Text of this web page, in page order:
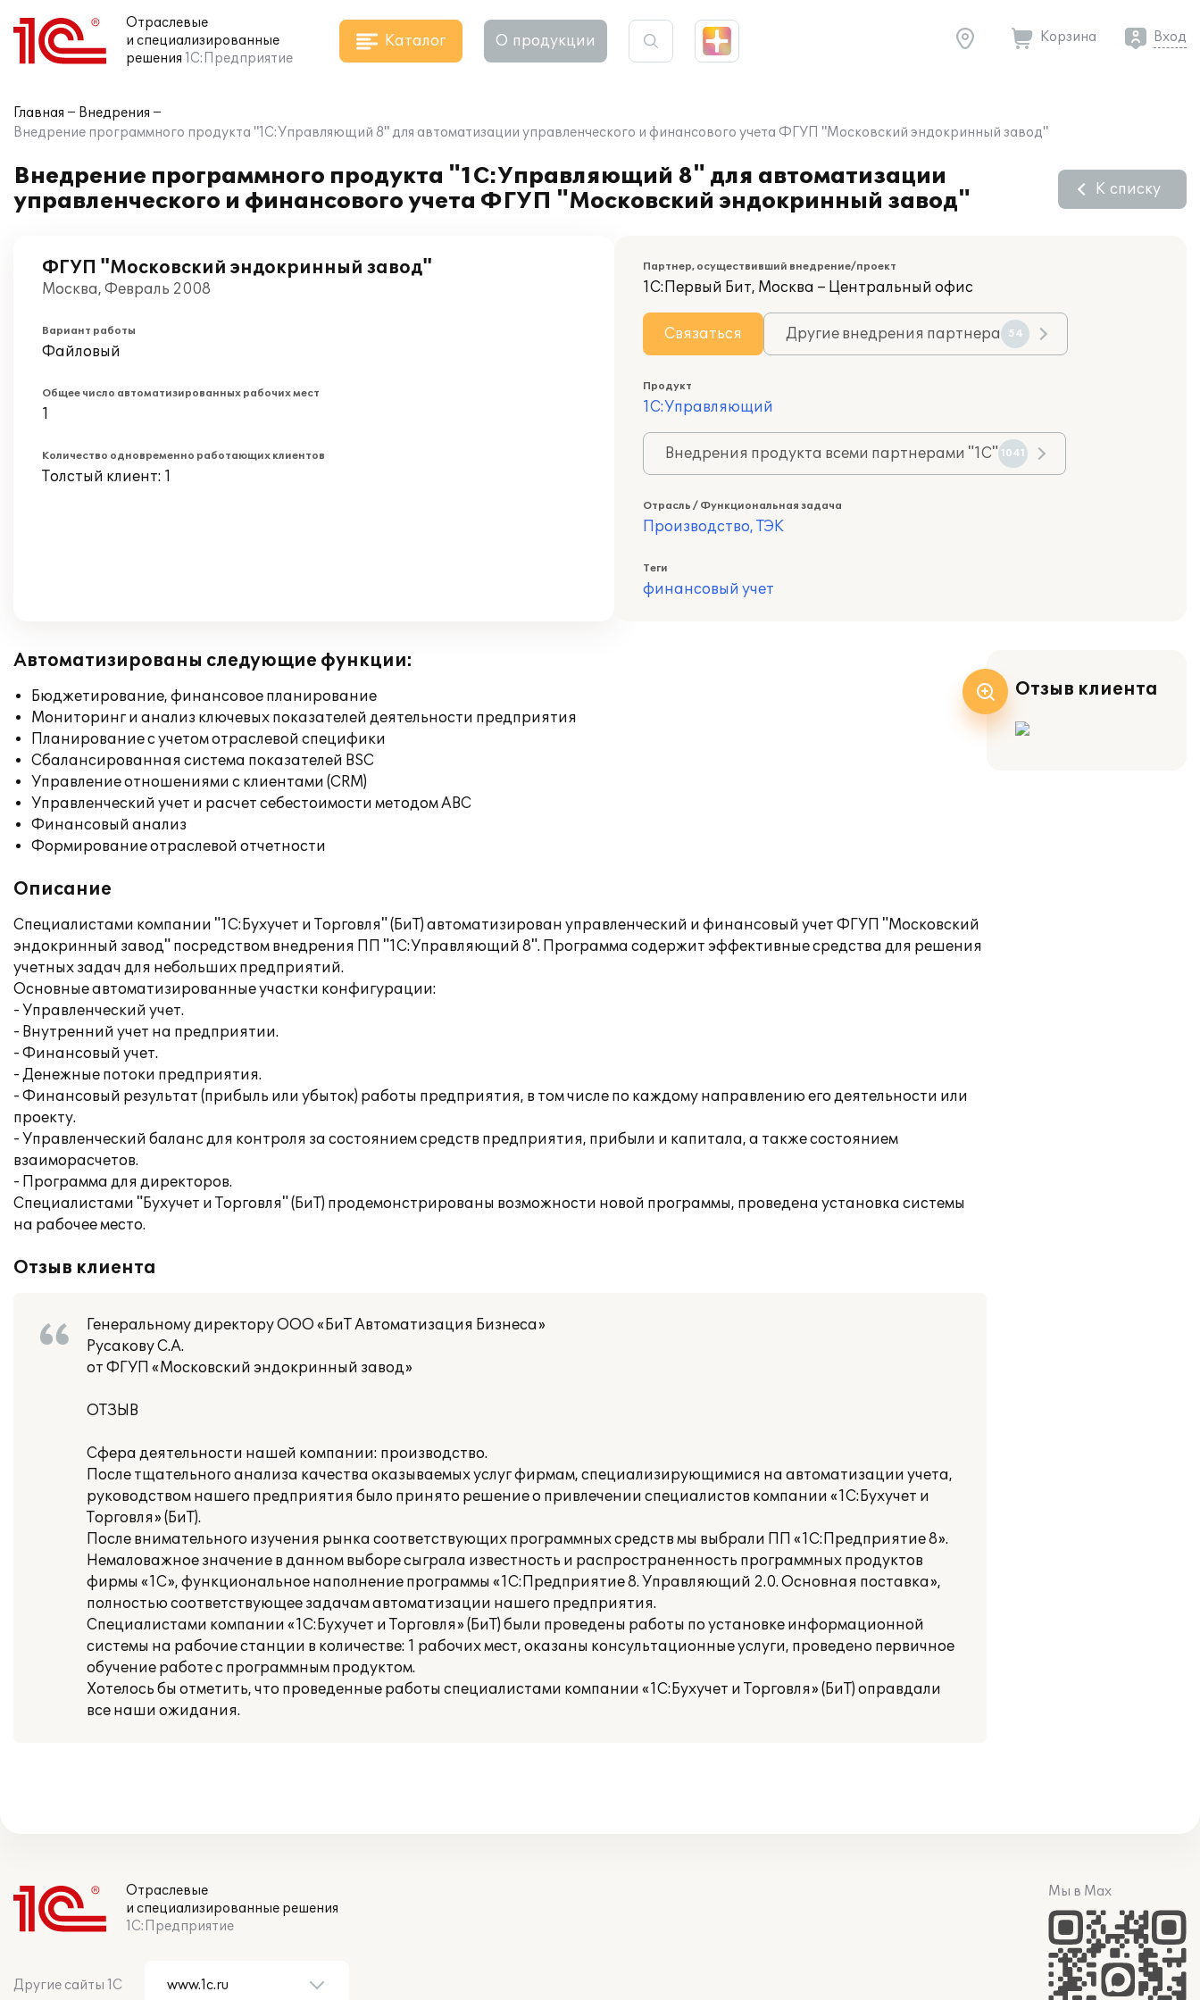
Отраслевые
и специализированные
решения 1С:Предприятие
Каталог О продукции Корзина Вход
Главная
Внедрения
Внедрение программного продукта "1С:Управляющий 8" для автоматизации управленческого и финансового учета ФГУП "Московский эндокринный завод"
Внедрение программного продукта "1С:Управляющий 8" для автоматизации
управленческого и финансового учета ФГУП "Московский эндокринный завод"
К списку
ФГУП "Московский эндокринный завод"
Москва, Февраль 2008
Вариант работы
Файловый
Общее число автоматизированных рабочих мест
1
Количество одновременно работающих клиентов
Толстый клиент: 1
Партнер, осуществивший внедрение/проект
1С:Первый Бит, Москва – Центральный офис
Связаться Другие внедрения партнера 54
Продукт
1С:Управляющий
Внедрения продукта всеми партнерами "1С" 1041
Отрасль / Функциональная задача
Производство, ТЭК
Теги
финансовый учет
Автоматизированы следующие функции:
Бюджетирование, финансовое планирование
Мониторинг и анализ ключевых показателей деятельности предприятия
Планирование с учетом отраслевой специфики
Сбалансированная система показателей BSC
Управление отношениями с клиентами (CRM)
Управленческий учет и расчет себестоимости методом ABC
Финансовый анализ
Формирование отраслевой отчетности
Описание
Специалистами компании "1С:Бухучет и Торговля" (БиТ) автоматизирован управленческий и финансовый учет ФГУП "Московский
эндокринный завод" посредством внедрения ПП "1С:Управляющий 8". Программа содержит эффективные средства для решения
учетных задач для небольших предприятий.
Основные автоматизированные участки конфигурации:
- Управленческий учет.
- Внутренний учет на предприятии.
- Финансовый учет.
- Денежные потоки предприятия.
- Финансовый результат (прибыль или убыток) работы предприятия, в том числе по каждому направлению его деятельности или
проекту.
- Управленческий баланс для контроля за состоянием средств предприятия, прибыли и капитала, а также состоянием
взаиморасчетов.
- Программа для директоров.
Специалистами "Бухучет и Торговля" (БиТ) продемонстрированы возможности новой программы, проведена установка системы
на рабочее место.
Отзыв клиента
Генеральному директору ООО «БиТ Автоматизация Бизнеса»
Русакову С.А.
от ФГУП «Московский эндокринный завод»
ОТЗЫВ
Сфера деятельности нашей компании: производство.
После тщательного анализа качества оказываемых услуг фирмам, специализирующимися на автоматизации учета,
руководством нашего предприятия было принято решение о привлечении специалистов компании «1С:Бухучет и
Торговля» (БиТ).
После внимательного изучения рынка соответствующих программных средств мы выбрали ПП «1С:Предприятие 8».
Немаловажное значение в данном выборе сыграла известность и распространенность программных продуктов
фирмы «1С», функциональное наполнение программы «1С:Предприятие 8. Управляющий 2.0. Основная поставка»,
полностью соответствующее задачам автоматизации нашего предприятия.
Специалистами компании «1С:Бухучет и Торговля» (БиТ) были проведены работы по установке информационной
системы на рабочие станции в количестве: 1 рабочих мест, оказаны консультационные услуги, проведено первичное
обучение работе с программным продуктом.
Хотелось бы отметить, что проведенные работы специалистами компании «1С:Бухучет и Торговля» (БиТ) оправдали
все наши ожидания.
Отзыв клиента
Отраслевые
и специализированные решения
1С:Предприятие
Другие сайты 1С
Мы в Max